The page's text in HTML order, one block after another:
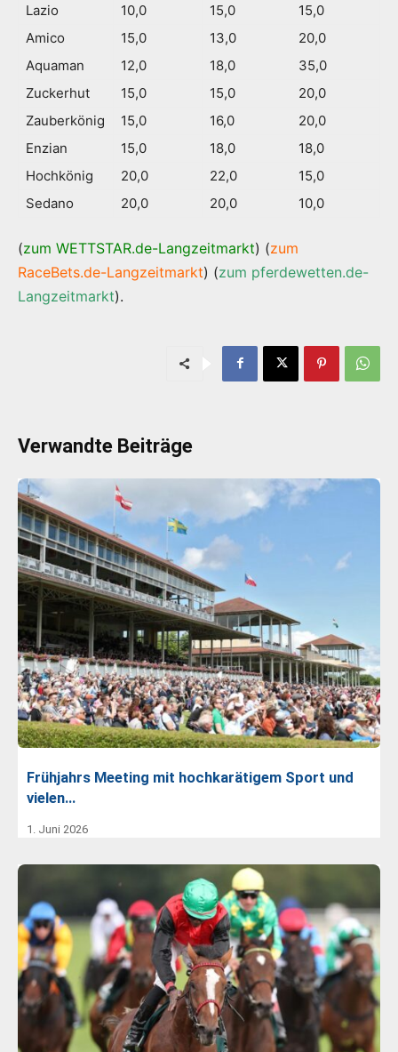
Lazio
10,0 15,0
15,0
Amico
15,0 13,0
20,0
Aquaman
12,0 18,0
35,0
Zuckerhut
15,0 15,0
20,0
Zauberkönig
15,0 16,0
20,0
Enzian
15,0 18,0
18,0
Hochkönig
20,0 22,0
15,0
Sedano
20,0 20,0 10,0
(zum WETTSTAR.de-Langzeitmarkt) (zum
RaceBets.de-Langzeitmarkt) (zum pferdewetten.de-
Langzeitmarkt).
Verwandte Beiträge
Frühjahrs Meeting mit hochkarätigem Sport und
vielen…
1. Juni 2026